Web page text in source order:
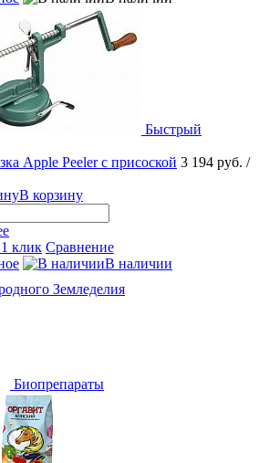
Быстрый
Apple Peeler с присоской 3 194 руб. /
В корзину
клик Сравнение
В наличии
Земледелия
Биопрепараты